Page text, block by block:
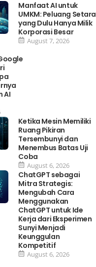
Manfaat AI untuk
UMKM: Peluang Setara
yang Dulu Hanya Milik
Korporasi Besar
August 7, 2026
AI
Ketika Mesin Memiliki
Ruang Pikiran
Tersembunyi dan
Menembus Batas Uji
Coba
August 6, 2026
ChatGPT sebagai
Mitra Strategis:
Mengubah Cara
Menggunakan
ChatGPT untuk Ide
Kerja dari Eksperimen
Sunyi Menjadi
Keunggulan
Kompetitif
August 6, 2026